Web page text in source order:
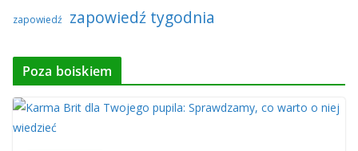
zapowiedź zapowiedź tygodnia
Poza boiskiem